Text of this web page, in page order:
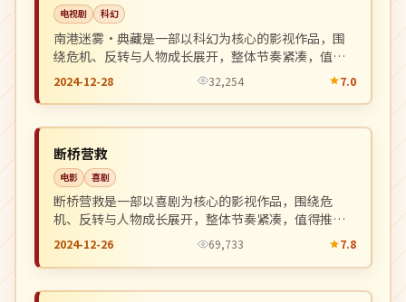
电视剧 科幻
南港迷雾·典藏是一部以科幻为核心的影视作品，围
绕危机、反转与人物成长展开，整体节奏紧凑，值得
推荐观看。
2024-12-28 32,254 7.0
美国
断桥营救
电影 喜剧
断桥营救是一部以喜剧为核心的影视作品，围绕危
机、反转与人物成长展开，整体节奏紧凑，值得推荐
观看。
2024-12-26 69,733 7.8